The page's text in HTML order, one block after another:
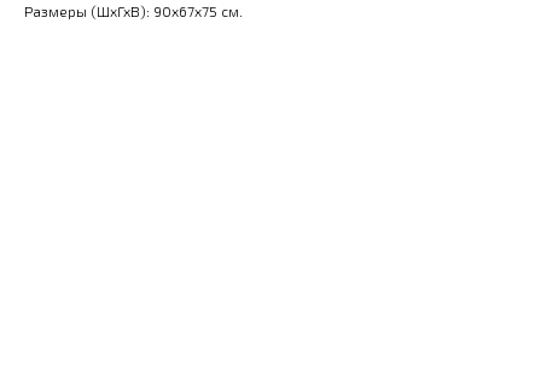
Размеры (ШхГхВ): 90x67x75 см.